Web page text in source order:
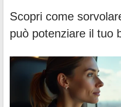
Scopri come
può potenziare il tuo